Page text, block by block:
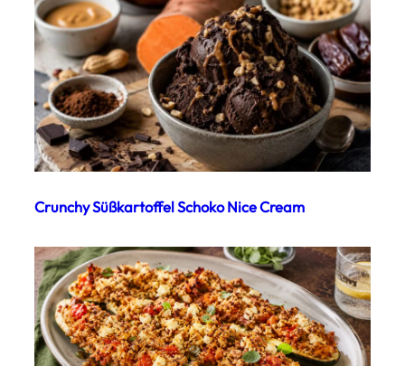
Crunchy Süßkartoffel Schoko Nice Cream